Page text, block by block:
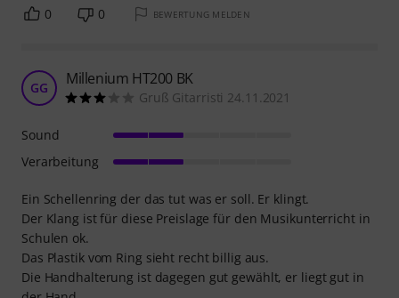
0 0 BEWERTUNG MELDEN
GG Millenium HT200 BK
Gruß Gitarristi 24.11.2021
Ein Schellenring der das tut was er soll. Er klingt.
Der Klang ist für diese Preislage für den Musikunterricht in
Schulen ok.
Das Plastik vom Ring sieht recht billig aus.
Die Handhalterung ist dagegen gut gewählt, er liegt gut in
Sound
Verarbeitung